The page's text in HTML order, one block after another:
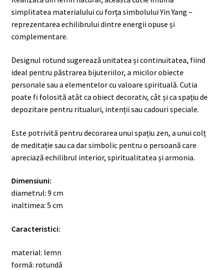
simplitatea materialului cu forța simbolului Yin Yang –
reprezentarea echilibrului dintre energii opuse și
complementare.
Designul rotund sugerează unitatea și continuitatea, fiind
ideal pentru păstrarea bijuteriilor, a micilor obiecte
personale sau a elementelor cu valoare spirituală. Cutia
poate fi folosită atât ca obiect decorativ, cât și ca spațiu de
depozitare pentru ritualuri, intenții sau cadouri speciale.
Este potrivită pentru decorarea unui spațiu zen, a unui colț
de meditație sau ca dar simbolic pentru o persoană care
apreciază echilibrul interior, spiritualitatea și armonia.
Dimensiuni:
diametrul: 9 cm
inaltimea: 5 cm
Caracteristici:
material: lemn
formă: rotundă